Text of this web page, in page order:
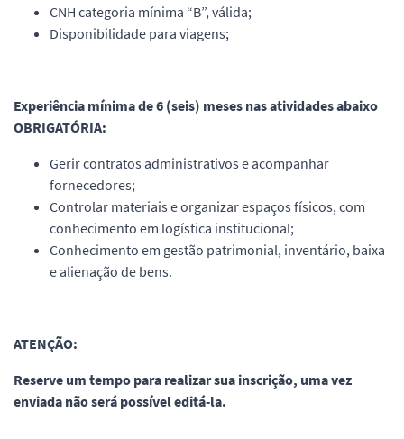
CNH categoria mínima “B”, válida;
Disponibilidade para viagens;
Experiência mínima de 6 (seis) meses nas atividades abaixo
OBRIGATÓRIA:
Gerir contratos administrativos e acompanhar
fornecedores;
Controlar materiais e organizar espaços físicos, com
conhecimento em logística institucional;
Conhecimento em gestão patrimonial, inventário, baixa
e alienação de bens.
ATENÇÃO:
Reserve um tempo para realizar sua inscrição, uma vez
enviada não será possível editá-la.